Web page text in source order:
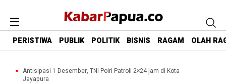
PERISTIWA PUBLIK POLITIK BISNIS RAGAM OLAH
Antisipasi 1 Desember, TNI Polri Patroli 2×24 jam di Kota
Jayapura